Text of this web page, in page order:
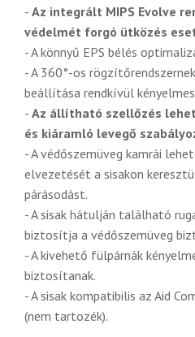
- Az integrált MIPS Evolve
védelmét forgó ütközés
- A könnyű EPS bélés
- A 360°-os
beállítása rendkívül
- Az állítható szellőzés
és kiáramló levegő
- A védőszemüveg kamrái
elvezetését a sisakon
párásodást.
- A sisak hátulján található
biztosítja a védőszemüveg
- A kivehető fülpárnák
biztosítanak.
- A sisak kompatibilis az Aid
(nem tartozék).